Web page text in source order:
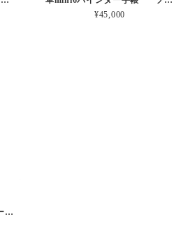
¥45,000
革micro5スクエアバインダー手帳 “ メロン・イチゴシェイク 昼下がりのお茶会” 本革